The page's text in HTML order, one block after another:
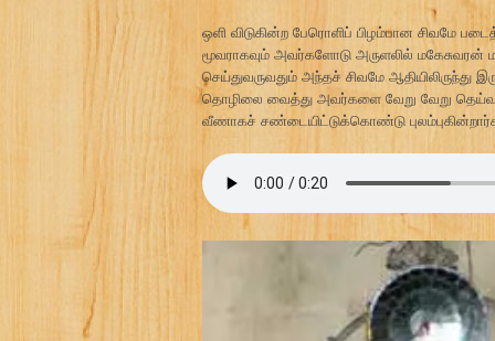
ஒளி விடுகின்ற பேரொளிப் பிழம்பான சிவமே
மூவராகவும் அவர்களோடு அருளலில்
செய்துவருவதும் அந்தச் சிவமே
தொழிலை வைத்து அவர்களை வேறு வேறு
வீணாகச் சண்டையிட்டுக்கொண்டு